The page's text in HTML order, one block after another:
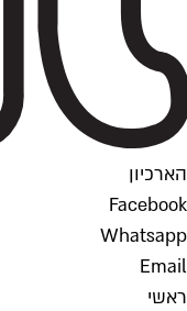
הארכיון
Facebook
Whatsapp
Email
ראשי